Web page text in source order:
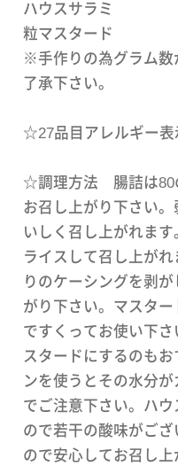
ハウスサラミ
粒マスター
※手作りの為グラム数
了承下さい。
☆27品目アレルギー表
☆調理方法 腸詰は80
お召し上がり下さい
いしく召し上がれま
ライスして召し上が
りのケーシングを剥
がり下さい。マスタ
ですくってお使い下
スタードにするのも
ンを使うとその水分
でご注意下さい。ハ
ので若干の酸味がご
ので安心してお召し上